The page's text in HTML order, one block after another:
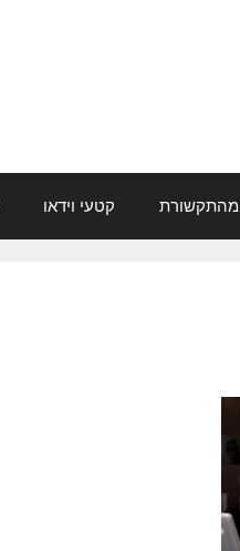
מהתקשורת קטעי וידאו